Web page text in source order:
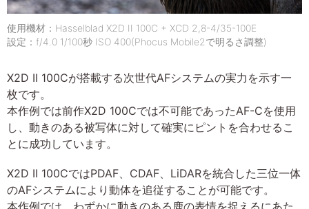
使用機材：Hasselblad X2D II 100C + XCD 2,8-4/35-100E
設定：f/4.0 1/100秒 ISO 400(Phocus Mobile2で明るさ調整)
X2D II 100Cが搭載する次世代AFシステムの実力を示す一
枚です。
本作例では前作X2D 100Cでは不可能であったAF-Cを使用
し、動きのある被写体に対して確実にピントを合わせるこ
とに成功しています。
X2D II 100CではPDAF、CDAF、LiDARを統合した三位一体
のAFシステムにより動体を追従することが可能です。
本作例では、わずかに動きのある鹿の表情を捉えるにあた